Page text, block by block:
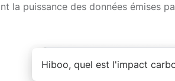
la puissance des données émises
Hiboo, quel est l'impact